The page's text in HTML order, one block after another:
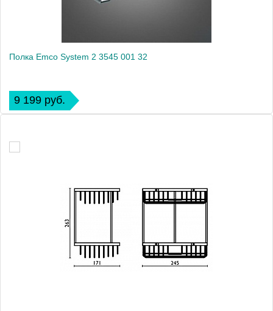
Полка Emco System 2 3545 001 32
9 199 руб.